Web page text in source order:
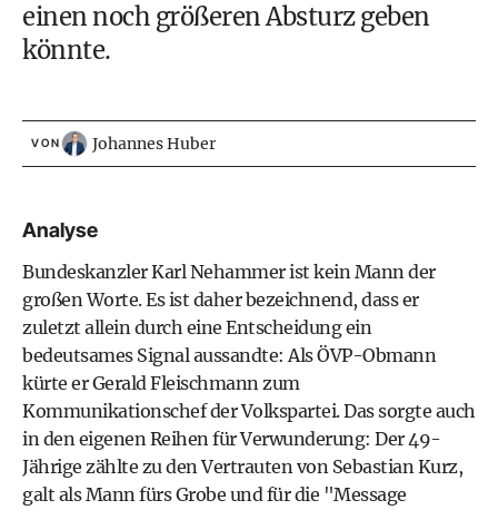
einen noch größeren Absturz geben
könnte.
VON Johannes Huber
Analyse
BundeskanzlerKarl Nehammerist kein Mann der
großen Worte. Es ist daher bezeichnend, dass er
zuletzt allein durch eine Entscheidung ein
bedeutsames Signal aussandte: Als ÖVP-Obmann
kürte er Gerald Fleischmann zum
Kommunikationschef der Volkspartei. Das sorgte auch
in den eigenen Reihen für Verwunderung: Der 49-
Jährige zählte zu den Vertrauten von Sebastian Kurz,
galt als Mann fürs Grobe und für die "Message